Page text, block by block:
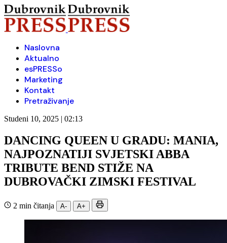
Naslovna
Aktualno
esPRESSo
Marketing
Kontakt
Pretraživanje
Studeni 10, 2025 | 02:13
DANCING QUEEN U GRADU: MANIA,
NAJPOZNATIJI SVJETSKI ABBA
TRIBUTE BEND STIŽE NA
DUBROVAČKI ZIMSKI FESTIVAL
2 min čitanja A- A+